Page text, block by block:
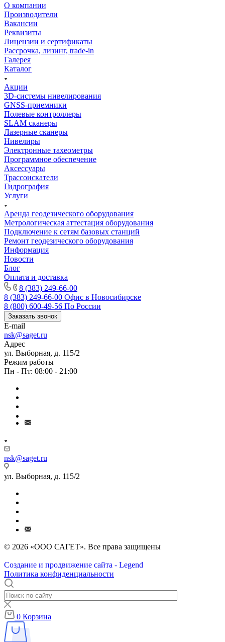
О компании
Производители
Вакансии
Реквизиты
Лицензии и сертификаты
Рассрочка, лизинг, trade-in
Галерея
Каталог
Акции
3D-системы нивелирования
GNSS-приемники
Полевые контроллеры
SLAM сканеры
Лазерные сканеры
Нивелиры
Электронные тахеометры
Программное обеспечение
Аксессуары
Трассоискатели
Гидрография
Услуги
Аренда геодезического оборудования
Метрологическая аттестация оборудования
Подключение к сетям базовых станций
Ремонт геодезического оборудования
Информация
Новости
Блог
Оплата и доставка
8 (383) 249-66-00
8 (383) 249-66-00 Офис в Новосибирске
8 (800) 600-49-56 По России
Заказать звонок
E-mail
nsk@saget.ru
Адрес
ул. Выборная, д. 115/2
Режим работы
Пн - Пт: 08:00 - 21:00
nsk@saget.ru
ул. Выборная, д. 115/2
© 2026 «ООО САГЕТ». Все права защищены
Создание и продвижение сайта - Legend
Политика конфиденциальности
0 Корзина